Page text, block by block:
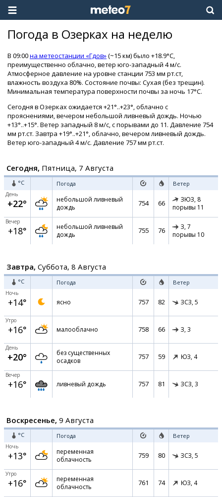
Погода в Озерках на неделю
В 09:00на метеостанции «Гдов»(~15 км) было +18.9°C,
преимущественно облачно, ветер юго-западный 4 м/с.
Атмосферное давление на уровне станции 753 мм рт.ст,
влажность воздуха 80%. Состояние почвы: Сухая (без трещин).
Минимальная температура поверхности почвы за ночь 17°C.
Сегодня в Озерках ожидается +21°..+23°, облачно с
прояснениями, вечером небольшой ливневый дождь. Ночью
+13°..+15°. Ветер западный 8 м/с, с порывами до 11. Давление 754
мм рт.ст. Завтра +19°..+21°, облачно, вечером ливневый дождь.
Ветер юго-западный 4 м/с. Давление 757 мм рт.ст.
Сегодня, Пятница, 7 Августа
°C Погода Ветер
День
+22°
небольшой ливневый
дождь
754 66 ЗЮЗ, 8
порывы 11
Вечер
+18°
небольшой ливневый
дождь
755 76 З, 7
порывы 10
Завтра, Суббота, 8 Августа
°C Погода Ветер
Ночь
+14° ясно 757 82 ЗСЗ, 5
Утро
+16° малооблачно 758 66 З, 3
День
+20°
без существенных
осадков
757 59 ЮЗ, 4
Вечер
+16° ливневый дождь 757 81 ЗСЗ, 3
Воскресенье, 9 Августа
°C Погода Ветер
Ночь
+13°
переменная
облачность
759 80 ЗСЗ, 5
Утро
+16°
переменная
облачность
761 74 ЮЗ, 4